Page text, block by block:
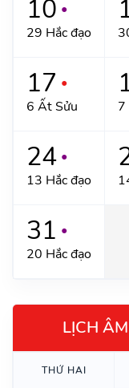
10 ●
29 Hắc đạo
17 ●
6 Ất Sửu 7
24 ●
13 Hắc đạo
31 ●
20 Hắc đạo
LỊCH
THỨ HAI